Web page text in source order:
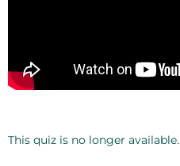
This quiz is no longer available.